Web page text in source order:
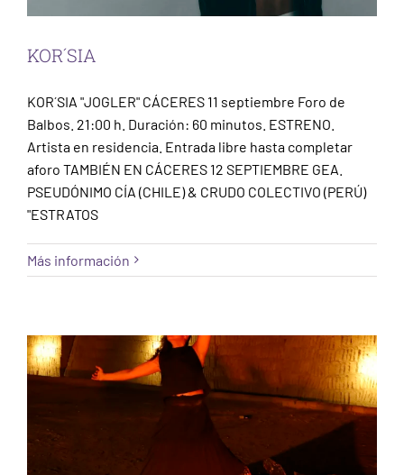
KOR´SIA
KOR´SIA "JOGLER" CÁCERES 11 septiembre Foro de
Balbos. 21:00 h. Duración: 60 minutos. ESTRENO.
Artista en residencia. Entrada libre hasta completar
aforo TAMBIÉN EN CÁCERES 12 SEPTIEMBRE GEA.
PSEUDÓNIMO CÍA (CHILE) & CRUDO COLECTIVO (PERÚ)
"ESTRATOS
Más información
GEA.Pseudónimo Cía (Chile) & Crudo